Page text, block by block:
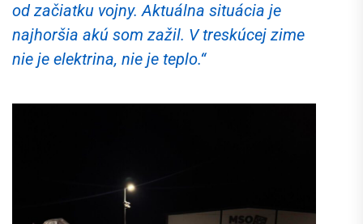
od začiatku vojny. Aktuálna situácia je
najhoršia akú som zažil. V treskúcej zime
nie je elektrina, nie je teplo.“